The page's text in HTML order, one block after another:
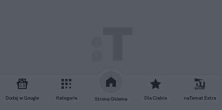
Dodaj w Google Kategorie Strona Główna Dla Ciebie naTemat Extra